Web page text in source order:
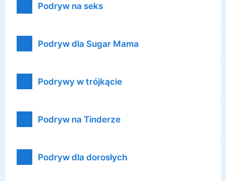
Podryw na seks
Podryw dla Sugar Mama
Podrywy w trójkącie
Podryw na Tinderze
Podryw dla dorosłych